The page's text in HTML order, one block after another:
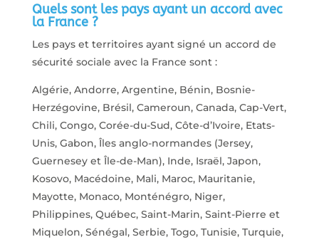
Quels sont les pays ayant un accord avec
la France ?
Les pays et territoires ayant signé un accord de
sécurité sociale avec la France sont :
Algérie, Andorre, Argentine, Bénin, Bosnie-
Herzégovine, Brésil, Cameroun, Canada, Cap-Vert,
Chili, Congo, Corée-du-Sud, Côte-d’Ivoire, Etats-
Unis, Gabon, Îles anglo-normandes (Jersey,
Guernesey et Île-de-Man), Inde, Israël, Japon,
Kosovo, Macédoine, Mali, Maroc, Mauritanie,
Mayotte, Monaco, Monténégro, Niger,
Philippines, Québec, Saint-Marin, Saint-Pierre et
Miquelon, Sénégal, Serbie, Togo, Tunisie, Turquie,